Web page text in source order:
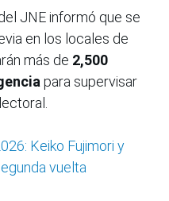
JNE informó que se
en los locales de
más de 2,500
para supervisar
Keiko Fujimori y
vuelta